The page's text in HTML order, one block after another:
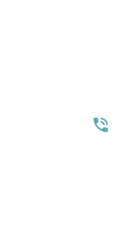
phone_in_talk